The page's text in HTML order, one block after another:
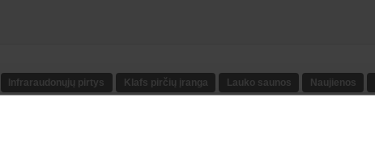
Infraraudonųjų pirtys Klafs pirčių įranga Lauko saunos Naujienos